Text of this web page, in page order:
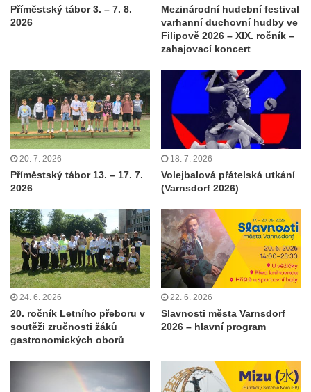
Příměstský tábor 3. – 7. 8.
2026
Mezinárodní hudební festival
varhanní duchovní hudby ve
Filipově 2026 – XIX. ročník –
zahajovací koncert
20. 7. 2026
Příměstský tábor 13. – 17. 7.
2026
18. 7. 2026
Volejbalová přátelská utkání
(Varnsdorf 2026)
24. 6. 2026
20. ročník Letního přeboru v
soutěži zručnosti žáků
gastronomických oborů
22. 6. 2026
Slavnosti města Varnsdorf
2026 – hlavní program